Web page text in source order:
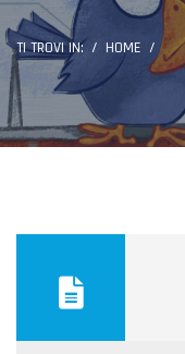
TI TROVI IN: HOME